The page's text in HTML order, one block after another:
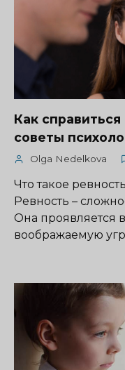
Как
советы
Olga Nedelkova
Что такое
Ревность –
Она проявляется
воображаемую